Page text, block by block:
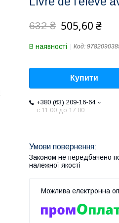
632 ₴ 505,60 ₴
В наявності Код:
Купити
+380 (63) 209-16-64
с 11:00 до 17:00
Законом не передбачено
належної якості